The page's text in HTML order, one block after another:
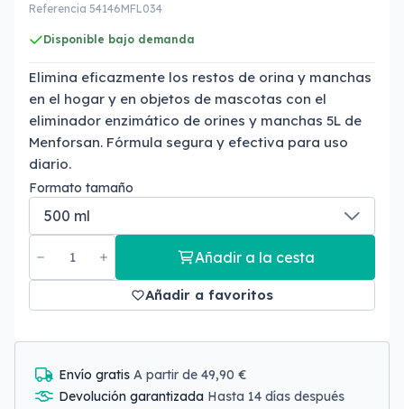
Referencia 54146MFL034
Disponible bajo demanda
Elimina eficazmente los restos de orina y manchas
en el hogar y en objetos de mascotas con el
eliminador enzimático de orines y manchas 5L de
Menforsan. Fórmula segura y efectiva para uso
diario.
Formato tamaño
Añadir a la cesta
Añadir a favoritos
Envío gratis A partir de 49,90 €
Devolución garantizada Hasta 14 días después